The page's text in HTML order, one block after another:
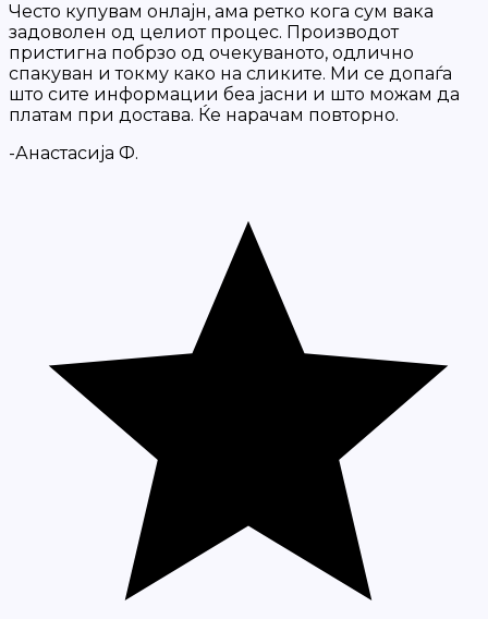
Често купувам онлајн, ама ретко кога сум вака
задоволен од целиот процес. Производот
пристигна побрзо од очекуваното, одлично
спакуван и токму како на сликите. Ми се допаѓа
што сите информации беа јасни и што можам да
платам при достава. Ќе нарачам повторно.
-Анастасија Ф.